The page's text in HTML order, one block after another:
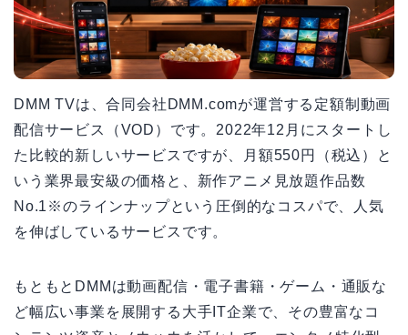
DMM TVは、合同会社DMM.comが運営する定額制動画
配信サービス（VOD）です。2022年12月にスタートし
た比較的新しいサービスですが、月額550円（税込）と
いう業界最安級の価格と、新作アニメ見放題作品数
No.1※のラインナップという圧倒的なコスパで、人気
を伸ばしているサービスです。
もともとDMMは動画配信・電子書籍・ゲーム・通販な
ど幅広い事業を展開する大手IT企業で、その豊富なコ